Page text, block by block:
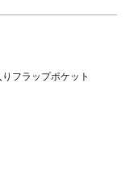
フラップポケット